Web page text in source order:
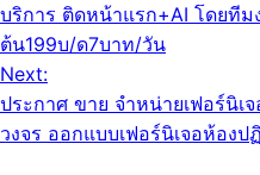
บริการ ติดหน้าแรก+AI โดยทีม
ต้น199บ/ด7บาท/วัน
Next:
ประกาศ ขาย จำหน่ายเฟอร์นิ
วงจร ออกแบบเฟอร์นิเจอห้อง